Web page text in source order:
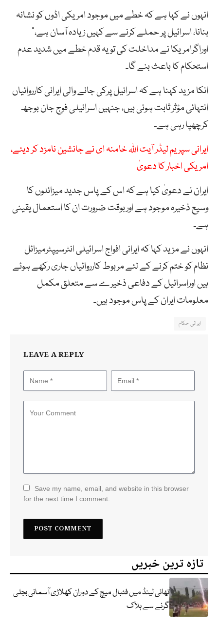
انہوں نے کہا ہے کہ خطے میں موجود امریکی اڈوں کو نشانہ
بنانا، اسرائیل پر حملے کرنے سے کہیں زیادہ آسان ہے،”
اوراگرامریکا نے مداخلت کی تو یہ قدم خطے میں شدید عدم
استحکام کا باعث بنے گا۔
انکا مزید کہنا ہے کہ اسرائیل پرکی جانے والی ایرانی کارروائیاں
انتہائی مؤثر ثابت ہوئی ہیں، جنہیں اسرائیلی فوج جان بوجھ
کرچھپا رہی ہے۔
ایرانی سپریم لیڈر آیت اللہ خامنہ ای نے جانشین نامزد کر دیئے،
امریکی اخبار کا دعویٰ
ایران نے دعویٰ کیا ہے کہ اس کے پاس جدید میزائلوں کا
وسیع ذخیرہ موجود ہے اوربوقت ضرورت ان کا استعمال یقینی
ہے۔
انہوں نے مزید کہا کہ ایرانی افواج اسرائیلی انٹرسیپٹرمیزائل
نظام کو ختم کرنے کے لئے مربوط کارروائیاں جاری رکھے ہوئے
ہیں اوراسرائیل کے دفاعی ذخیرے سے متعلق مکمل
معلومات ایران کے پاس موجود ہیں۔
ایرانی حکام
LEAVE A REPLY
Save my name, email, and website in this browser
for the next time I comment.
تازہ ترین خبریں
تھائی لینڈ میں فٹبال میچ کے دوران کھلاڑی آسمانی بجلی
گرنے سے ہلاک